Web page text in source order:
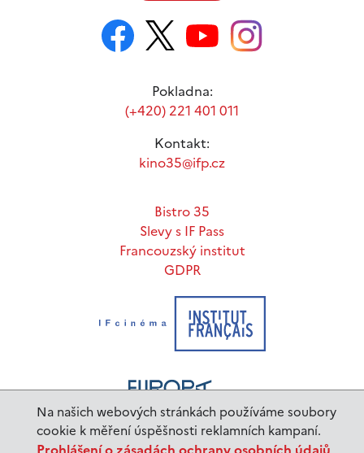
Na našich webových stránkách používáme soubory
cookie k měření úspěšnosti reklamních kampaní.
Pokladna:
(+420) 221 401 011
Kontakt:
kino35@ifp.cz
Bistro 35
Slevy s IF Pass
Francouzský institut
GDPR